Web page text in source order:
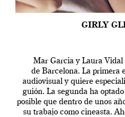
GIRLY
Mar Garcia y Laura Vidal
de Barcelona. La primera
audiovisual y quiere
guión. La segunda ha
posible que dentro de unos
su trabajo como cineasta.